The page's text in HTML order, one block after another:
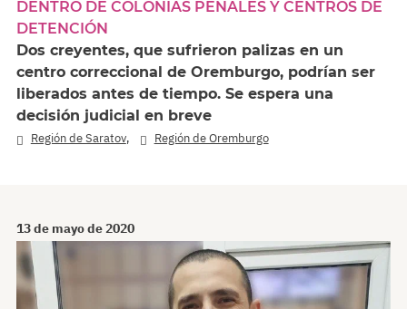
DENTRO DE COLONIAS PENALES Y CENTROS DE
DETENCIÓN
Dos creyentes, que sufrieron palizas en un
centro correccional de Oremburgo, podrían ser
liberados antes de tiempo. Se espera una
decisión judicial en breve
Región de Saratov, Región de Oremburgo
13 de mayo de 2020